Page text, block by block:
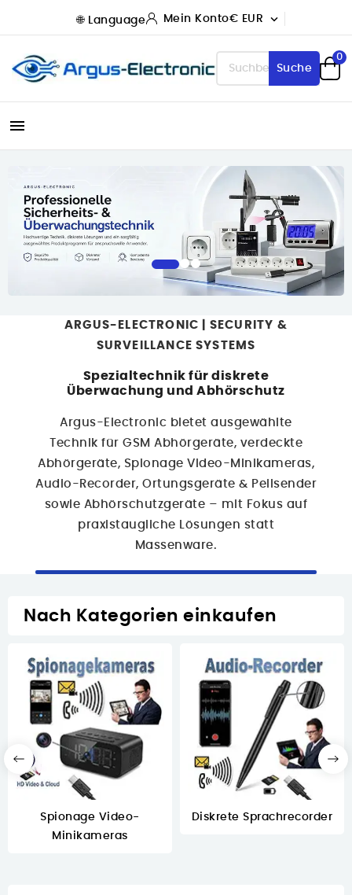
Mein Konto€ EUR 
Suche
0

Produkte Ansehen >
ARGUS-ELECTRONIC | SECURITY &
SURVEILLANCE SYSTEMS
Spezialtechnik für diskrete
Überwachung und Abhörschutz
Argus-Electronic bietet ausgewählte
Technik für GSM Abhörgeräte, verdeckte
Abhörgeräte, Spionage Video-Minikameras,
Audio-Recorder, Ortungsgeräte & Peilsender
sowie Abhörschutzgeräte – mit Fokus auf
praxistaugliche Lösungen statt
Massenware.
Nach Kategorien einkaufen
Spionage Video-
Minikameras
Diskrete Sprachrecorder